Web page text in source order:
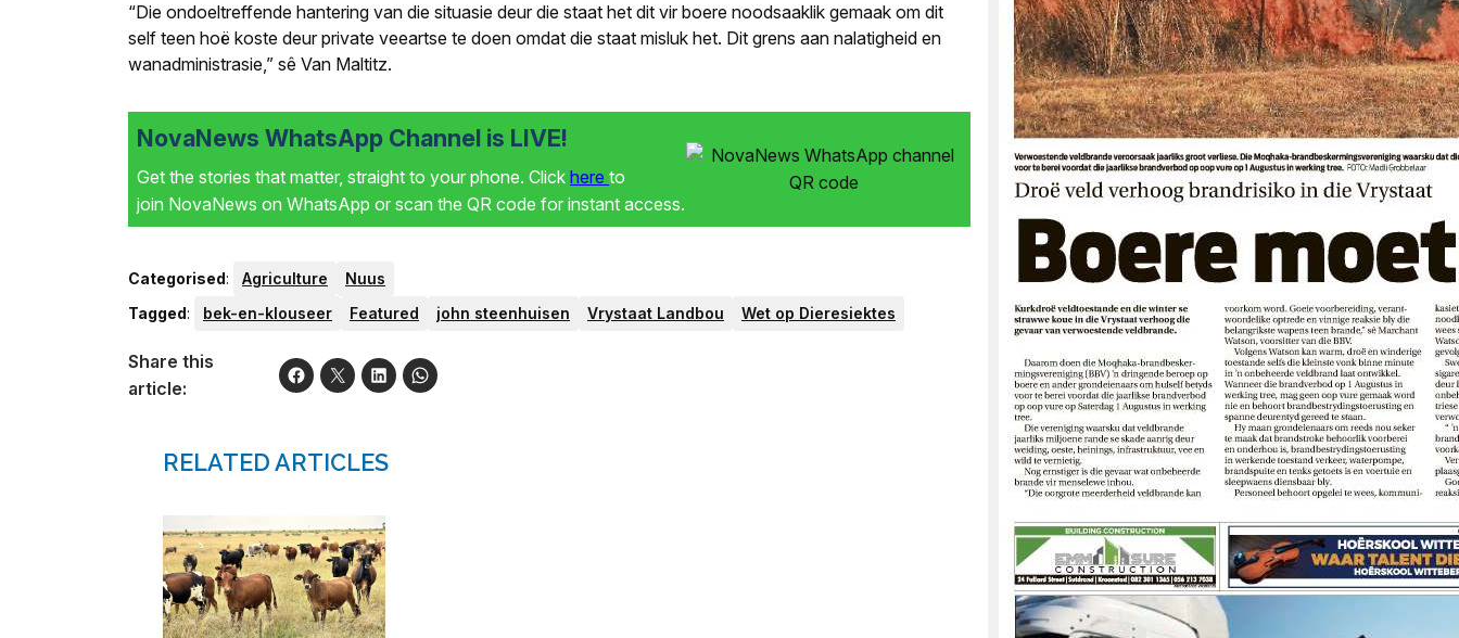
“Die ondoeltreffende hantering van die situasie deur die staat het dit vir boere noodsaaklik gemaak om dit
self teen hoë koste deur private veeartse te doen omdat die staat misluk het. Dit grens aan nalatigheid en
wanadministrasie,” sê Van Maltitz.
NovaNews WhatsApp Channel is LIVE!
Get the stories that matter, straight to your phone. Click here to
join NovaNews on WhatsApp or scan the QR code for instant access.
Categorised: Agriculture
Nuus
Tagged: bek-en-klouseer Featured john steenhuisen Vrystaat Landbou Wet op Dieresiektes
Share this
article:
RELATED ARTICLES